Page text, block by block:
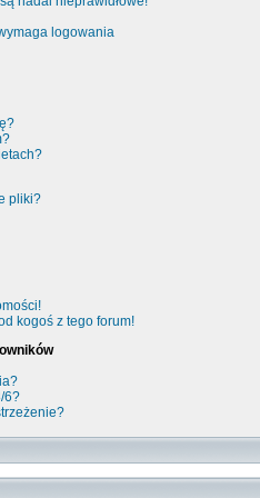
logowania
pliki?
kogoś z tego forum!
6?